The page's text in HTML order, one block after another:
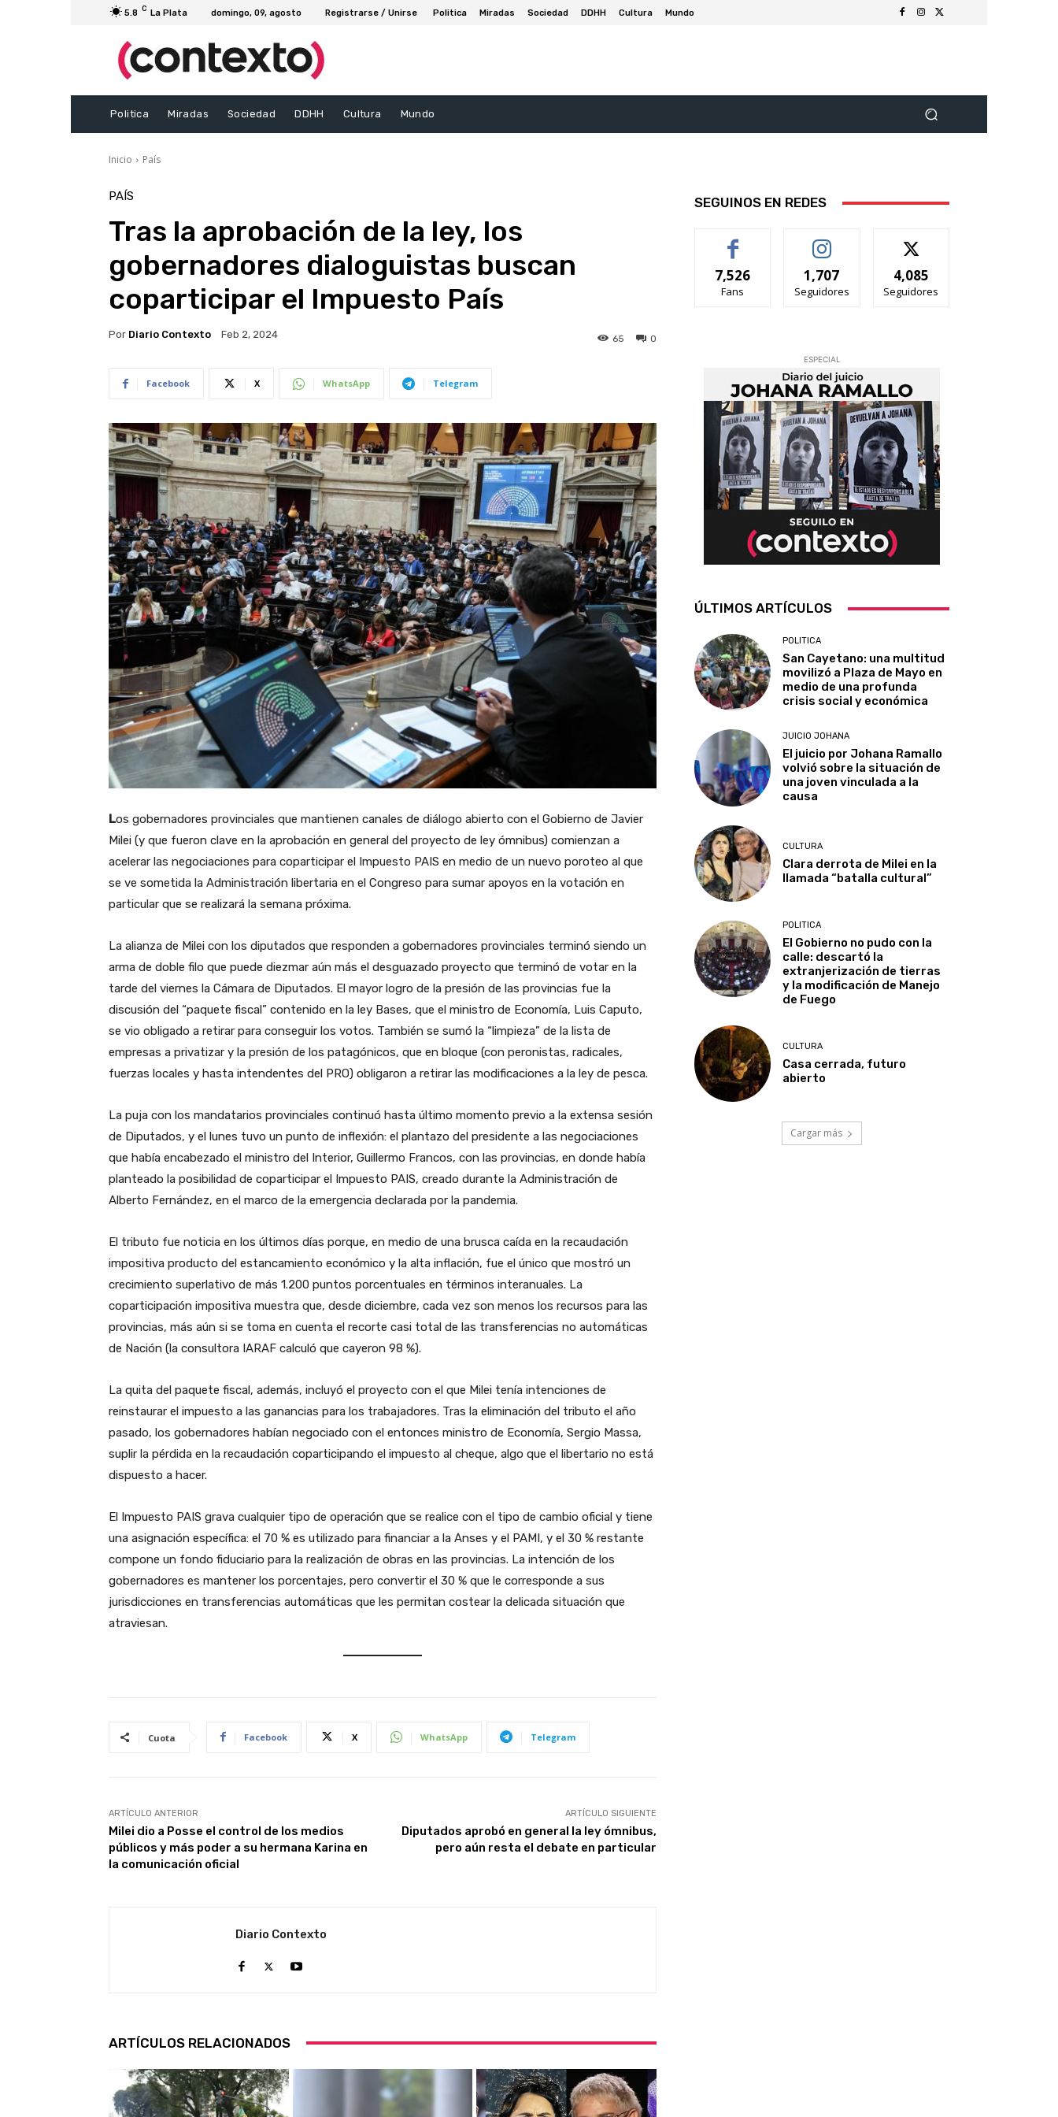
5.8 C La Plata domingo, 09, agosto Registrarse / Unirse Politica Miradas Sociedad DDHH Cultura Mundo
Politica Miradas Sociedad DDHH Cultura Mundo
Inicio País
PAÍS
Tras la aprobación de la ley, los
gobernadores dialoguistas buscan
coparticipar el Impuesto País
Por Diario Contexto Feb 2, 2024 0
65
Facebook X WhatsApp Telegram
Los gobernadores provinciales que mantienen canales de diálogo abierto con el Gobierno de Javier
Milei (y que fueron clave en la aprobación en general del proyecto de ley ómnibus) comienzan a
acelerar las negociaciones para coparticipar el Impuesto PAIS en medio de un nuevo poroteo al que
se ve sometida la Administración libertaria en el Congreso para sumar apoyos en la votación en
particular que se realizará la semana próxima.
La alianza de Milei con los diputados que responden a gobernadores provinciales terminó siendo un
arma de doble filo que puede diezmar aún más el desguazado proyecto que terminó de votar en la
tarde del viernes la Cámara de Diputados. El mayor logro de la presión de las provincias fue la
discusión del “paquete fiscal” contenido en la ley Bases, que el ministro de Economía, Luis Caputo,
se vio obligado a retirar para conseguir los votos. También se sumó la “limpieza” de la lista de
empresas a privatizar y la presión de los patagónicos, que en bloque (con peronistas, radicales,
fuerzas locales y hasta intendentes del PRO) obligaron a retirar las modificaciones a la ley de pesca.
La puja con los mandatarios provinciales continuó hasta último momento previo a la extensa sesión
de Diputados, y el lunes tuvo un punto de inflexión: el plantazo del presidente a las negociaciones
que había encabezado el ministro del Interior, Guillermo Francos, con las provincias, en donde había
planteado la posibilidad de coparticipar el Impuesto PAIS, creado durante la Administración de
Alberto Fernández, en el marco de la emergencia declarada por la pandemia.
El tributo fue noticia en los últimos días porque, en medio de una brusca caída en la recaudación
impositiva producto del estancamiento económico y la alta inflación, fue el único que mostró un
crecimiento superlativo de más 1.200 puntos porcentuales en términos interanuales. La
coparticipación impositiva muestra que, desde diciembre, cada vez son menos los recursos para las
provincias, más aún si se toma en cuenta el recorte casi total de las transferencias no automáticas
de Nación (la consultora IARAF calculó que cayeron 98 %).
La quita del paquete fiscal, además, incluyó el proyecto con el que Milei tenía intenciones de
reinstaurar el impuesto a las ganancias para los trabajadores. Tras la eliminación del tributo el año
pasado, los gobernadores habían negociado con el entonces ministro de Economía, Sergio Massa,
suplir la pérdida en la recaudación coparticipando el impuesto al cheque, algo que el libertario no está
dispuesto a hacer.
El Impuesto PAIS grava cualquier tipo de operación que se realice con el tipo de cambio oficial y tiene
una asignación específica: el 70 % es utilizado para financiar a la Anses y el PAMI, y el 30 % restante
compone un fondo fiduciario para la realización de obras en las provincias. La intención de los
gobernadores es mantener los porcentajes, pero convertir el 30 % que le corresponde a sus
jurisdicciones en transferencias automáticas que les permitan costear la delicada situación que
atraviesan.
Cuota Facebook X WhatsApp Telegram
ARTÍCULO ANTERIOR
Milei dio a Posse el control de los medios
públicos y más poder a su hermana Karina en
la comunicación oficial
ARTÍCULO SIGUIENTE
Diputados aprobó en general la ley ómnibus,
pero aún resta el debate en particular
Diario Contexto
ARTÍCULOS RELACIONADOS
SEGUINOS EN REDES
7,526
Fans
1,707
Seguidores
4,085
Seguidores
ESPECIAL
ÚLTIMOS ARTÍCULOS
POLITICA
San Cayetano: una multitud
movilizó a Plaza de Mayo en
medio de una profunda
crisis social y económica
JUICIO JOHANA
El juicio por Johana Ramallo
volvió sobre la situación de
una joven vinculada a la
causa
CULTURA
Clara derrota de Milei en la
llamada “batalla cultural”
POLITICA
El Gobierno no pudo con la
calle: descartó la
extranjerización de tierras
y la modificación de Manejo
de Fuego
CULTURA
Casa cerrada, futuro
abierto
Cargar más